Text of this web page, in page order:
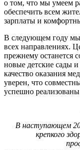
о том, что мы умеем
обеспечить всем
зарплаты и
В следующем году
всех направлениях.
прежнему останется
новые детские сады
качество оказания
уверен, что
успешно
В наступающем
крепкого